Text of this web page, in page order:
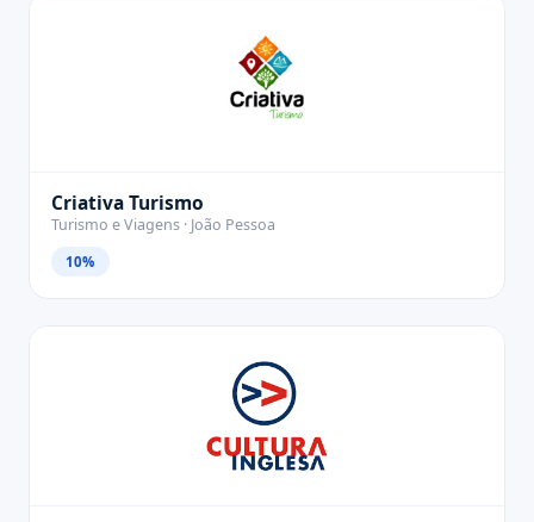
Criativa Turismo
Turismo e Viagens · João Pessoa
10%